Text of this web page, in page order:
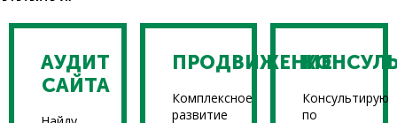
АУДИТ
САЙТА
ПРОДВИЖЕНИЕ
Комплексное
развитие
Консультирую
по